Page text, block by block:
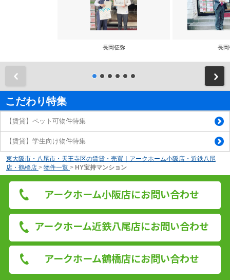
長岡征弥 長岡
こだわり特集
【賃貸】ペット可物件特集
【賃貸】学生向け物件特集
東大阪市・八尾市・天王寺区の賃貸・売買｜アークホーム小阪店・近鉄八尾
店・鶴橋店 > 物件一覧 > HY宝持マンション
アークホーム小阪店にお問い合わせ
アークホーム近鉄八尾店にお問い合わせ
アークホーム鶴橋店にお問い合わせ